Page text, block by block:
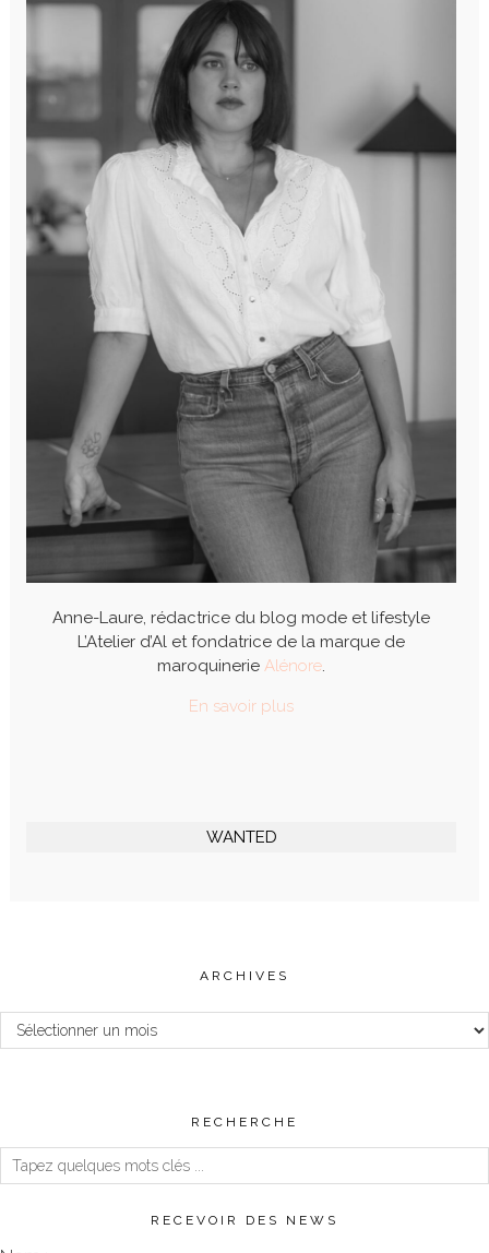
Anne-Laure, rédactrice du blog mode et lifestyle
L’Atelier d’Al et fondatrice de la marque de
maroquinerie Alénore.
En savoir plus
WANTED
ARCHIVES
Archives
RECHERCHE
RECEVOIR DES NEWS